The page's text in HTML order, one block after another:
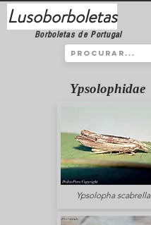
Lusoborboletas
Borboletas de Portugal
Ypsolophidae
Ypsolopha scabrella